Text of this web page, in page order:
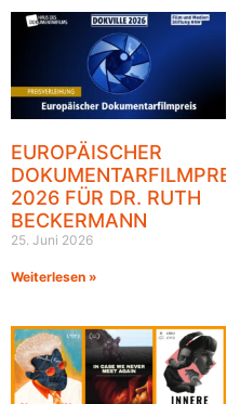
EUROPÄISCHER
DOKUMENTARFILMPREIS
2026 FÜR DR. RUTH
BECKERMANN
25. Juni 2026
Weiterlesen »